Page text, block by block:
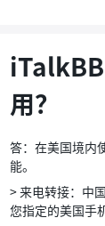
用？
答：在美国境内
能。
> 来电转接：中
您指定的美国手